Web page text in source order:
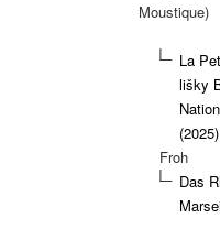
Moustique)
La
lišky
(2025)
Froh
Das